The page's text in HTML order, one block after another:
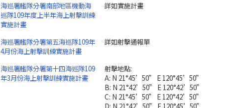
海巡署艦隊分署南部地區機動海
巡隊109年度上半年海上射擊訓練
實施計畫
詳如實施計畫
海巡署艦隊分署第五海巡隊109年
4月份海上射擊訓練實施計畫
詳如射擊通報單
海巡署艦隊分署第十四海巡隊109
年3月份海上射擊訓練實施計畫
射擊地點:
A: N 21°45’50” E 120°45’50”
B: N 21°42’50” E 120°42’50”
C: N 21°45’50” E 120°42’50”
D: N 21°42’50” E 120°45’50”